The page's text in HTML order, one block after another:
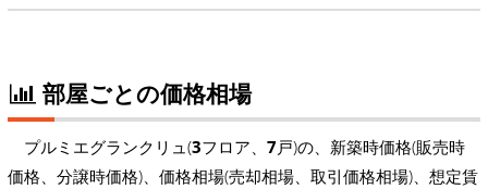
部屋ごとの価格相場
プルミエグランクリュ(3フロア、 7戸)の、新築時価格(販売時
価格、分譲時価格)、価格相場(売却相場、取引価格相場)、想定賃